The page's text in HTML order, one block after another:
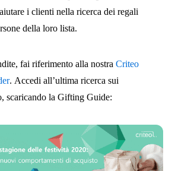
i clienti nella ricerca dei regali
della loro lista.
fai riferimento alla nostra Criteo
. Accedi all’ultima ricerca sui
scaricando la Gifting Guide: